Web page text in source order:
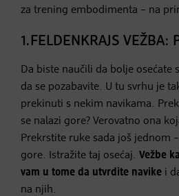
za trening embodimenta – na
1.FELDENKRAJS VEŽBA:
Da biste naučili da bolje osećate
da se pozabavite. U tu svrhu je
prekinuti s nekim navikama.
se nalazi gore? Verovatno ona
Prekrstite ruke sada još jednom
gore. Istražite taj osećaj. Vežbe
vam u tome da utvrdite navike i
na njih.